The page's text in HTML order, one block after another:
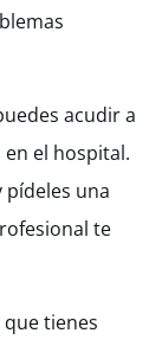
acudir a
el hospital.
pídeles una
te
tienes